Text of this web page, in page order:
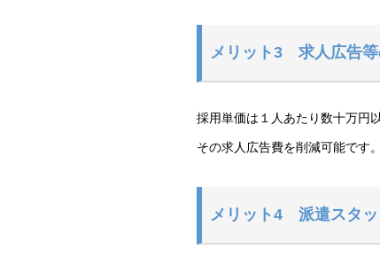
メリット3 求人広告等
採用単価は１人あたり数十万円
その求人広告費を削減可能です。
メリット4 派遣スタッ